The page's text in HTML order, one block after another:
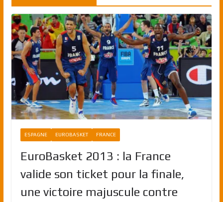
ESPAGNE EUROBASKET FRANCE
EuroBasket 2013 : la France
valide son ticket pour la finale,
une victoire majuscule contre